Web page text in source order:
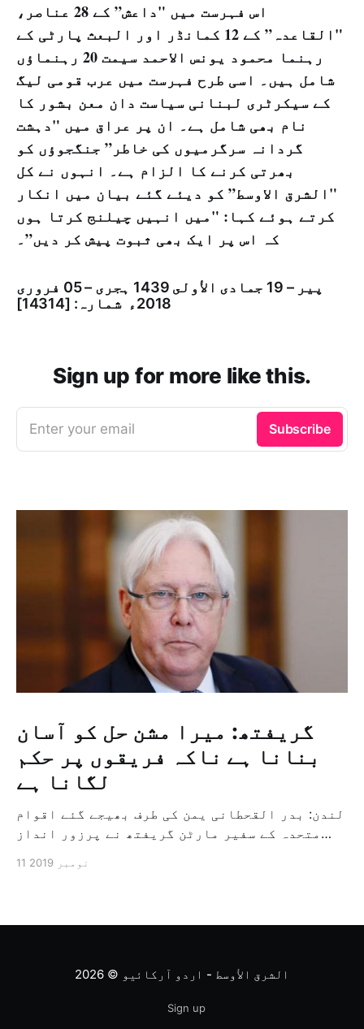
اس فہرست میں "داعش” کے 28 عناصر،
"القاعدہ” کے 12 کمانڈر اور البعث پارٹی کے
رہنما محمود یونس الاحمد سیمت 20 رہنماؤں
شامل ہیں۔ اسی طرح فہرست میں عرب قومی لیگ
کے سیکرٹری لبنانی سیاست دان معن بشور کا
نام بھی شامل ہے۔ ان پر عراق میں "دہشت
گردانہ سرگرمیوں کی خاطر” جنگجوؤں کو
بھرتی کرنے کا الزام ہے۔ انہوں نے کل
"الشرق الاوسط” کو دیئے گئے بیان میں انکار
کرتے ہوئے کہا: "میں انہیں چیلنج کرتا ہوں
کہ اس پر ایک بھی ثبوت پیش کر دیں”۔
پیر – 19 جمادى الأولى 1439 ہجری – 05 فروری
2018ء شمارہ: [14314]
Sign up for more like this.
Enter your email Subscribe
گریفتھ: میرا مشن حل کو آسان
بنانا ہے ناکہ فریقوں پر حکم
لگانا ہے
لندن: بدر القحطانی یمن کی طرف بھیجے گئے اقوام
متحدہ کے سفیر مارٹن گریفتھ نے پرزور انداز
ثالثی اور اس کشمکش کی حدبندی کرنے کے لئے ایک
11 نومبر 2019
الشرق الأوسط - اردو آرکائیو © 2026
Sign up